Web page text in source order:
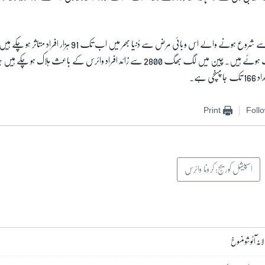
زائد کیسز چین میں رپورٹ ہوئے ہیں۔ چین میں لگ بھگ 2800 سے زائد افراد وائرس کے باعث
ہے۔
Print
اسپیشل کوریج: کرونا وائرس
آٹو شو منسوخ